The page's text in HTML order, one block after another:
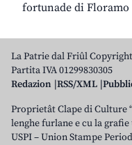
fortunade di
La Patrie dal Friûl
Partita IVA 01299830305
Redazion RSS/XML
Proprietât Clape di Culture
lenghe furlane e cu la
USPI – Union Stampe